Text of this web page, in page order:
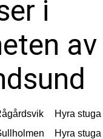
i
av
Hyra stuga
Hyra stuga